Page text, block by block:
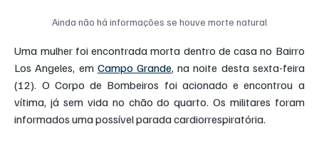
Ainda não há informações se houve morte natural
Uma mulher foi encontrada morta dentro de casa no Bairro
Los Angeles, em Campo Grande, na noite desta sexta-feira
(12). O Corpo de Bombeiros foi acionado e encontrou a
vítima, já sem vida no chão do quarto. Os militares foram
informados uma possível parada cardiorrespiratória.